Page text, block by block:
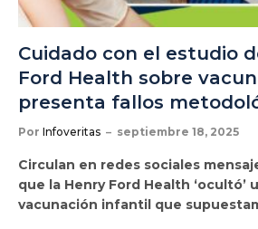
Cuidado con el estudio
Ford Health sobre
presenta fallos
Por Infoveritas septiembre 18, 2025
Circulan en redes sociales
que la Henry Ford Health ‘ocultó’
vacunación infantil que